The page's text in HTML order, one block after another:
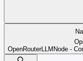
OpenRouterLLMNode -